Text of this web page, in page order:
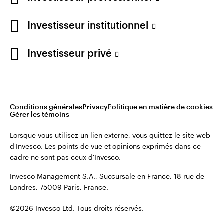
Investisseur institutionnel
Investisseur privé
Conditions généralesPrivacyPolitique en matière de cookies
Gérer les témoins
Lorsque vous utilisez un lien externe, vous quittez le site web
d'Invesco. Les points de vue et opinions exprimés dans ce
cadre ne sont pas ceux d'Invesco.
Invesco Management S.A., Succursale en France, 18 rue de
Londres, 75009 Paris, France.
©2026 Invesco Ltd. Tous droits réservés.